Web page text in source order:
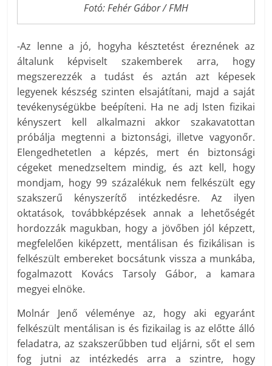
Fotó: Fehér Gábor / FMH
-Az lenne a jó, hogyha késztetést éreznének az
általunk képviselt szakemberek arra, hogy
megszerezzék a tudást és aztán azt képesek
legyenek készség szinten elsajátítani, majd a saját
tevékenységükbe beépíteni. Ha ne adj Isten fizikai
kényszert kell alkalmazni akkor szakavatottan
próbálja megtenni a biztonsági, illetve vagyonőr.
Elengedhetetlen a képzés, mert én biztonsági
cégeket menedzseltem mindig, és azt kell, hogy
mondjam, hogy 99 százalékuk nem felkészült egy
szakszerű kényszerítő intézkedésre. Az ilyen
oktatások, továbbképzések annak a lehetőségét
hordozzák magukban, hogy a jövőben jól képzett,
megfelelően kiképzett, mentálisan és fizikálisan is
felkészült embereket bocsátunk vissza a munkába,
fogalmazott Kovács Tarsoly Gábor, a kamara
megyei elnöke.
Molnár Jenő véleménye az, hogy aki egyaránt
felkészült mentálisan is és fizikailag is az előtte álló
feladatra, az szakszerűbben tud eljárni, sőt el sem
fog jutni az intézkedés arra a szintre, hogy